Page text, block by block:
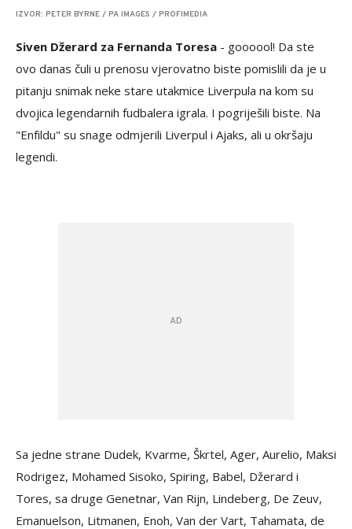
IZVOR: PETER BYRNE / PA IMAGES / PROFIMEDIA
Siven Džerard za Fernanda Toresa - goooool! Da ste
ovo danas čuli u prenosu vjerovatno biste pomislili da je u
pitanju snimak neke stare utakmice Liverpula na kom su
dvojica legendarnih fudbalera igrala. I pogriješili biste. Na
"Enfildu" su snage odmjerili Liverpul i Ajaks, ali u okršaju
legendi.
Sa jedne strane Dudek, Kvarme, Škrtel, Ager, Aurelio, Maksi
Rodrigez, Mohamed Sisoko, Spiring, Babel, Džerard i
Tores, sa druge Genetnar, Van Rijn, Lindeberg, De Zeuv,
Emanuelson, Litmanen, Enoh, Van der Vart, Tahamata, de